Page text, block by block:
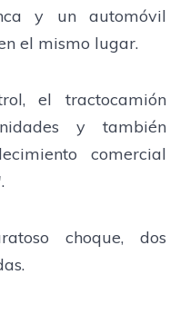
y un automóvil
el mismo lugar.
el tractocamión
y también
comercial
choque, dos